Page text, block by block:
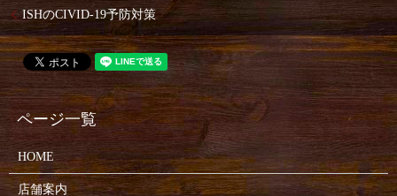
ISHのCIVID-19予防対策
HOME
店舗案内